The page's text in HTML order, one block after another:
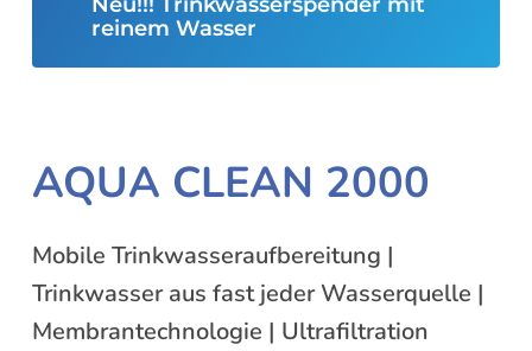
reinem Wasser
AQUA CLEAN 2000
Mobile Trinkwasseraufbereitung |
Trinkwasser aus fast jeder Wasserquelle |
Membrantechnologie | Ultrafiltration